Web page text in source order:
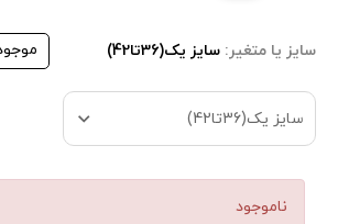
سایز یا متغیر: سایز یک(36تا42)
سایز یک(36تا42)
ناموجود